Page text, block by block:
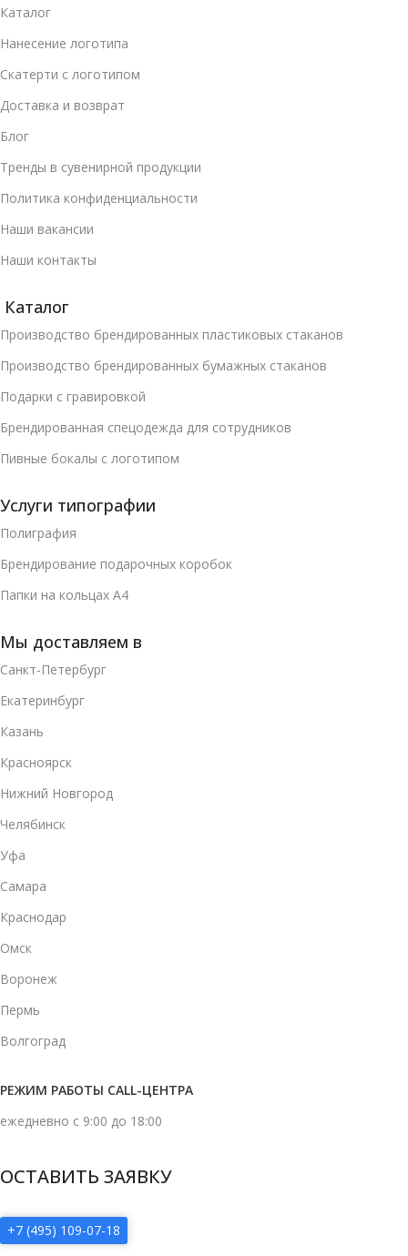
Каталог
Нанесение логотипа
Скатерти с логотипом
Доставка и возврат
Блог
Тренды в сувенирной продукции
Политика конфиденциальности
Наши вакансии
Наши контакты
Каталог
Производство брендированных пластиковых стаканов
Производство брендированных бумажных стаканов
Подарки с гравировкой
Брендированная спецодежда для сотрудников
Пивные бокалы с логотипом
Услуги типографии
Полиграфия
Брендирование подарочных коробок
Папки на кольцах А4
Мы доставляем в
Санкт-Петербург
Екатеринбург
Казань
Красноярск
Нижний Новгород
Челябинск
Уфа
Самара
Краснодар
Омск
Воронеж
Пермь
Волгоград
РЕЖИМ РАБОТЫ CALL-ЦЕНТРА
ежедневно с 9:00 до 18:00
ОСТАВИТЬ ЗАЯВКУ
+7 (495) 109-07-18